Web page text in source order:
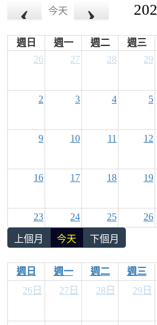
今天
週日 週一 週二 週三
26
27 28 29
2 3 4 5
9 10 11 12
16 17 18 19
23 24 25 26
上個月 今天 下個月
週日 週一 週二 週三
26日
27日 28日 29日